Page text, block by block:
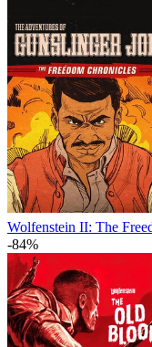
Wolfenstein II: The
-84%